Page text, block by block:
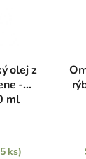
v čítaní tohto
omega 3
sliepok vo
stravy
olej z
-
ml
ks)